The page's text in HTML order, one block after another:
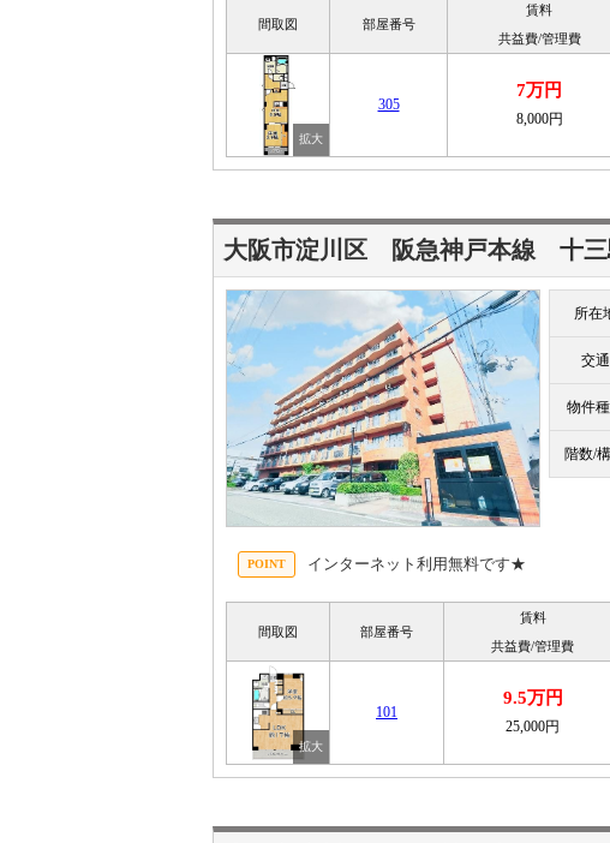
間取図 部屋番号
賃料
共益費/管理費
305
7万円
8,000円
大阪市淀川区 阪急神戸本線 十
所在
交通
物件種
階数/
インターネット利用無料です★
間取図 部屋番号
賃料
共益費/管理費
101
9.5万円
25,000円